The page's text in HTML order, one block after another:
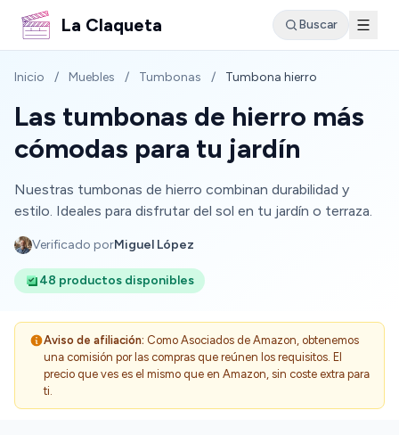
La Claqueta Buscar
Inicio / Muebles / Tumbonas / Tumbona hierro
Las tumbonas de hierro más
cómodas para tu jardín
Nuestras tumbonas de hierro combinan durabilidad y
estilo. Ideales para disfrutar del sol en tu jardín o terraza.
Verificado porMiguel López
48 productos disponibles
Aviso de afiliación: Como Asociados de Amazon, obtenemos
una comisión por las compras que reúnen los requisitos. El
precio que ves es el mismo que en Amazon, sin coste extra para
ti.